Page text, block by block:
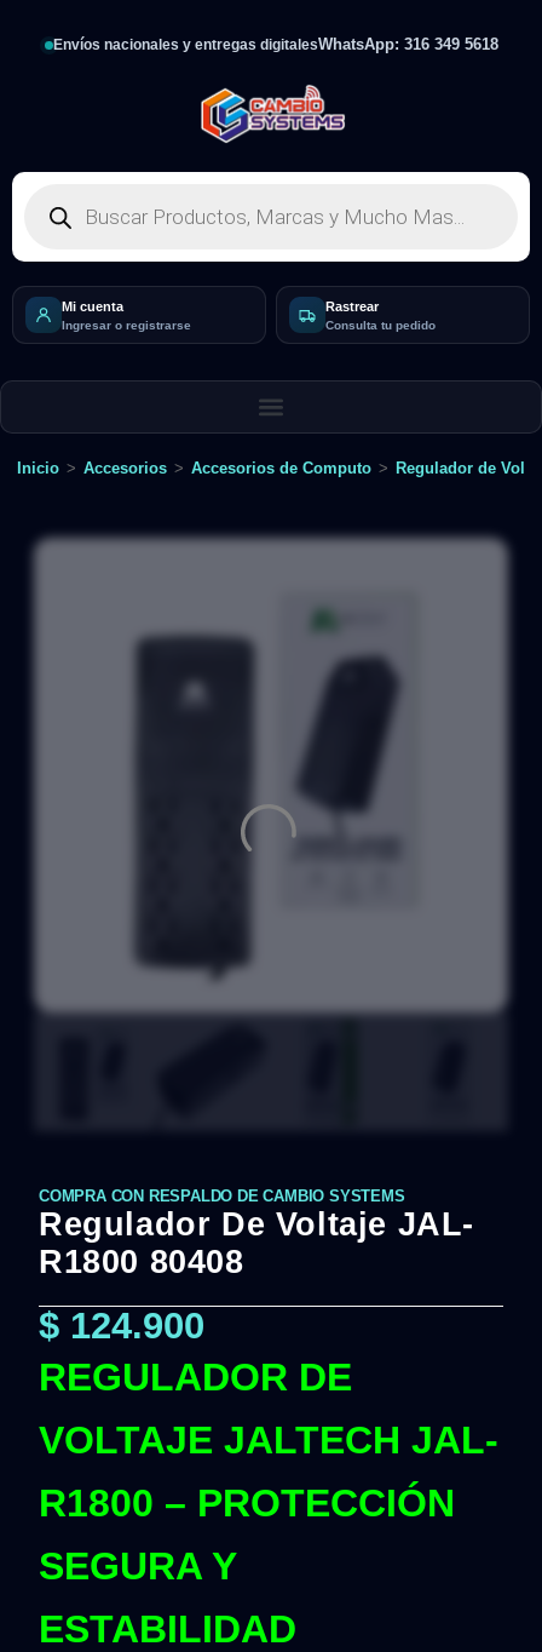
Envíos nacionales y entregas digitalesWhatsApp: 316 349 5618
Mi cuenta
Ingresar o registrarse
Rastrear
Consulta tu pedido
Inicio > Accesorios > Accesorios de Computo > Regulador de
COMPRA CON RESPALDO DE CAMBIO SYSTEMS
Regulador De Voltaje JAL-
R1800 80408
$ 124.900
REGULADOR DE
VOLTAJE JALTECH JAL-
R1800 – PROTECCIÓN
SEGURA Y
ESTABILIDAD